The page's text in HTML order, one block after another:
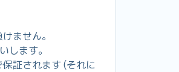
ません。
します。
証されます (それに